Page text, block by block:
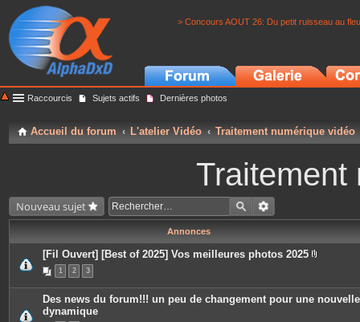
> Concours AOUT 26: Du petit ruisseau au
Raccourcis Sujets actifs Dernières photos
Accueil du forum L'atelier Vidéo Traitement numérique vidéo
Traitement
Nouveau sujet
Annonces
[Fil Ouvert] [Best of 2025] Vos meilleures photos 2025
c
e
1 2 3
Des news du forum!!! un peu de changement pour une nouvelle
dynamique